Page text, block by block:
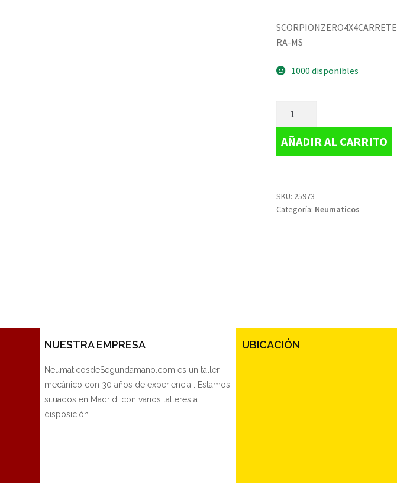
SCORPIONZERO4X4CARRETE
RA-MS
1000 disponibles
AÑADIR AL CARRITO
SKU: 25973
Categoría: Neumaticos
NUESTRA EMPRESA
NeumaticosdeSegundamano.com es un taller
mecánico con 30 años de experiencia . Estamos
situados en Madrid, con varios talleres a
disposición.
UBICACIÓN